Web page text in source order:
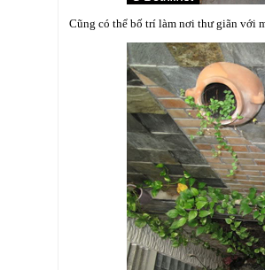
Cũng có thể bố trí làm nơi thư giãn với